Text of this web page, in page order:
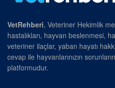
VetRehberi, Veteriner Hekimlik
hastalıkları, hayvan beslenmesi,
veteriner ilaçlar, yaban hayatı
cevap ile hayvanlarınızın
platformudur.